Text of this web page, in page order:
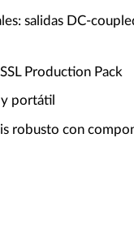
salidas DC-
Production Pack
portátil
robusto con